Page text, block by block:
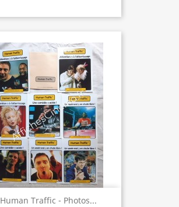
Human Traffic - Photos...